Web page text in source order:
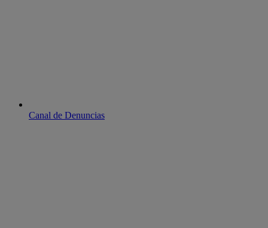
Canal de Denuncias